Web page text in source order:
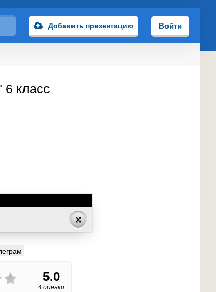
Добавить презентацию Войти
6 класс
5.0
4 оценки